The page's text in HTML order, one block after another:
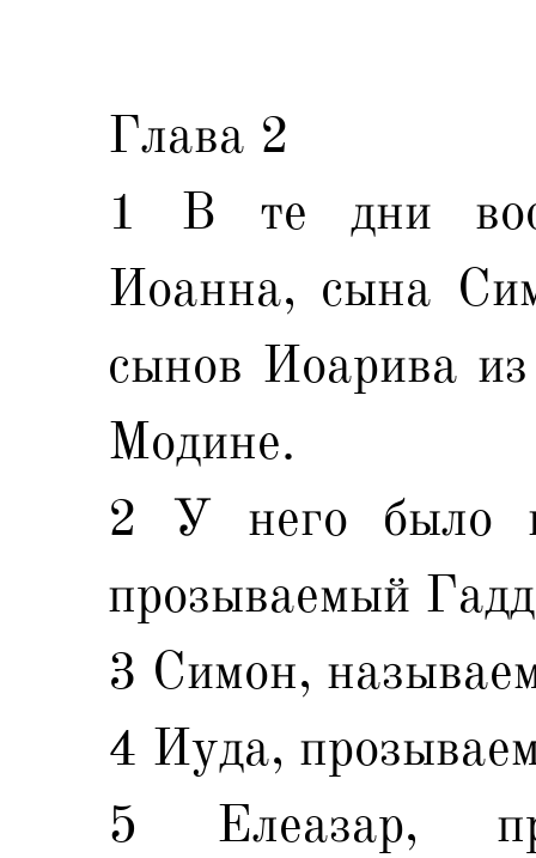
Глава 2
1 В те дни
Иоанна, сына
сынов Иоарива
Модине.
2 У него было
прозываемый
3 Симон,
4 Иуда,
5 Елеазар,